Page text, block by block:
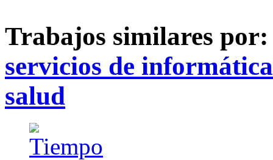
Trabajos similares
servicios de
salud